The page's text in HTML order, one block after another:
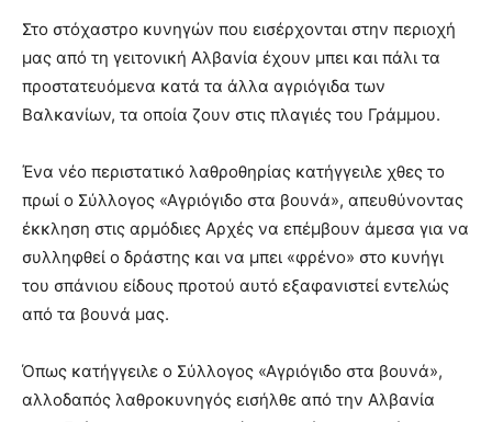
Στο στόχαστρο κυνηγών που εισέρχονται στην περιοχή
μας από τη γειτονική Αλβανία έχουν μπει και πάλι τα
προστατευόμενα κατά τα άλλα αγριόγιδα των
Βαλκανίων, τα οποία ζουν στις πλαγιές του Γράμμου.
Ένα νέο περιστατικό λαθροθηρίας κατήγγειλε χθες το
πρωί ο Σύλλογος «Αγριόγιδο στα βουνά», απευθύνοντας
έκκληση στις αρμόδιες Αρχές να επέμβουν άμεσα για να
συλληφθεί ο δράστης και να μπει «φρένο» στο κυνήγι
του σπάνιου είδους προτού αυτό εξαφανιστεί εντελώς
από τα βουνά μας.
Όπως κατήγγειλε ο Σύλλογος «Αγριόγιδο στα βουνά»,
αλλοδαπός λαθροκυνηγός εισήλθε από την Αλβανία